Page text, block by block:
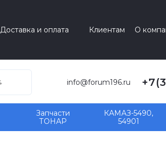
Доставка и оплата Клиентам О
info@forum196.ru
Запчасти
ТОНАР
КАМАЗ-5490,
54901